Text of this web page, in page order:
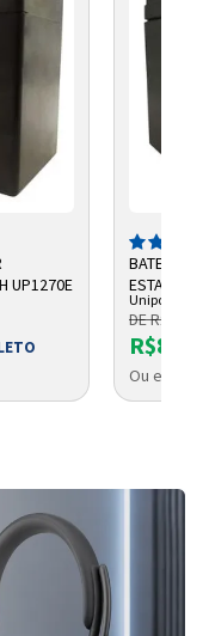
UP1270E
BATERIA
7AH F187
Unipower
DE R$ 99,90
Ou em até